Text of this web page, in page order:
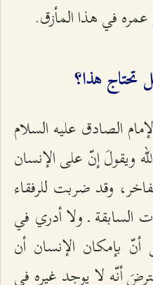
في هذا المأزق.
تحتاج هذا؟
الصادق عليه السلام
ويقولَ إنّ على الإنسان
وقد ضربت للرفقاء
السابقة ـ ولا أدري في
بإمكان الإنسان أن
أنّه لا يوجد غيره في